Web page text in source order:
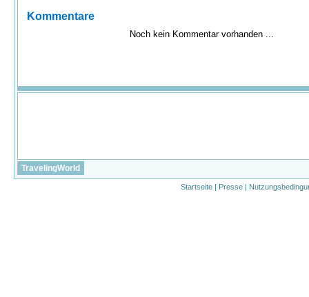
Kommentare
Noch kein Kommentar vorhanden ...
TravelingWorld
Startseite | Presse |